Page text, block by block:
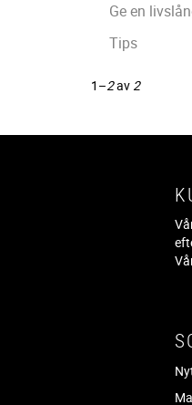
Ge en
Tips
1–2av 2